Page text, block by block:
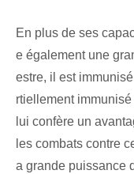
En plus de ses
e également une
estre, il est
rtiellement
lui confère un
les combats contre
a grande puissance